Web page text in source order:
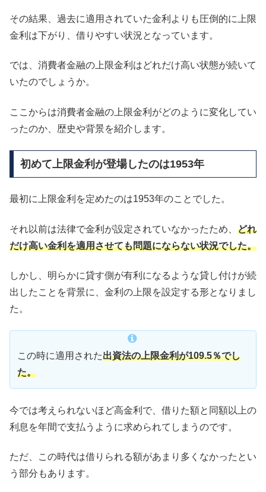
その結果、過去に適用されていた金利よりも圧倒的に上限
金利は下がり、借りやすい状況となっています。
では、消費者金融の上限金利はどれだけ高い状態が続いて
いたのでしょうか。
ここからは消費者金融の上限金利がどのように変化してい
ったのか、歴史や背景を紹介します。
初めて上限金利が登場したのは1953年
最初に上限金利を定めたのは1953年のことでした。
それ以前は法律で金利が設定されていなかったため、 どれ
だけ高い金利を適用させても問題にならない状況でした。
しかし、明らかに貸す側が有利になるような貸し付けが続
出したことを背景に、金利の上限を設定する形となりまし
た。
この時に適用された出資法の上限金利が109.5％でし
た。
今では考えられないほど高金利で、借りた額と同額以上の
利息を年間で支払うように求められてしまうのです。
ただ、この時代は借りられる額があまり多くなかったとい
う部分もあります。